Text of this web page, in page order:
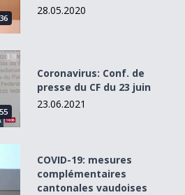
28.05.2020
du CF du 23 juin
Coronavirus: Conf. de
presse du CF du 23 juin
23.06.2021
cantonales
COVID-19: mesures
complémentaires
cantonales vaudoises